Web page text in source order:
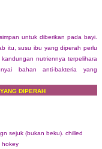
untuk diberikan pada bayi.
itu, susu ibu yang diperah perlu
nutriennya terpelihara
bahan anti-bakteria yang
DIPERAH
sejuk (bukan beku). chilled
hokey